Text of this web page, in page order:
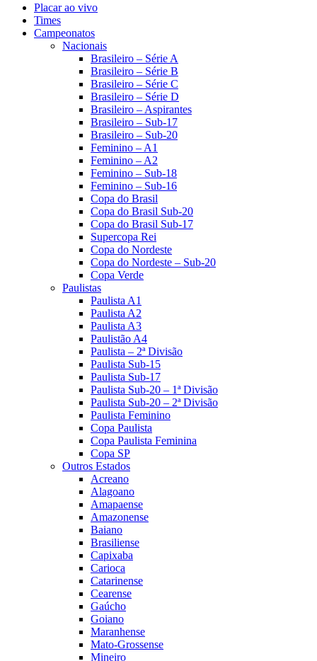
Placar ao vivo
Times
Campeonatos
Nacionais
Brasileiro – Série A
Brasileiro – Série B
Brasileiro – Série C
Brasileiro – Série D
Brasileiro – Aspirantes
Brasileiro – Sub-17
Brasileiro – Sub-20
Feminino – A1
Feminino – A2
Feminino – Sub-18
Feminino – Sub-16
Copa do Brasil
Copa do Brasil Sub-20
Copa do Brasil Sub-17
Supercopa Rei
Copa do Nordeste
Copa do Nordeste – Sub-20
Copa Verde
Paulistas
Paulista A1
Paulista A2
Paulista A3
Paulistão A4
Paulista – 2ª Divisão
Paulista Sub-15
Paulista Sub-17
Paulista Sub-20 – 1ª Divisão
Paulista Sub-20 – 2ª Divisão
Paulista Feminino
Copa Paulista
Copa Paulista Feminina
Copa SP
Outros Estados
Acreano
Alagoano
Amapaense
Amazonense
Baiano
Brasiliense
Capixaba
Carioca
Catarinense
Cearense
Gaúcho
Goiano
Maranhense
Mato-Grossense
Mineiro